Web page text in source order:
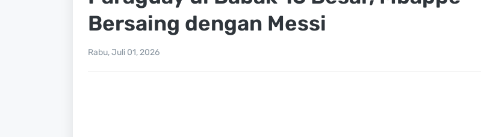
Bersaing dengan Messi
Rabu, Juli 01, 2026